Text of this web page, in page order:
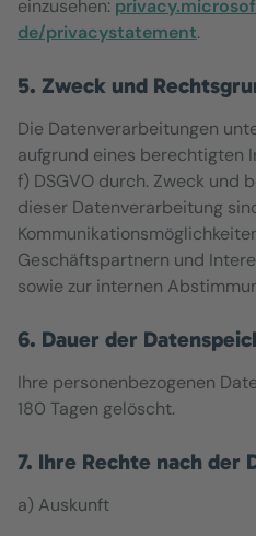
einzusehen:
de/privacystatement.
5. Zweck und
Die Datenverarbeitungen
aufgrund eines berechtigten
f) DSGVO durch. Zweck und
dieser Datenverarbeitung
Geschäftspartnern und
sowie zur internen
6. Dauer der
Ihre personenbezogenen
180 Tagen gelöscht.
7. Ihre Rechte nach der
a) Auskunft